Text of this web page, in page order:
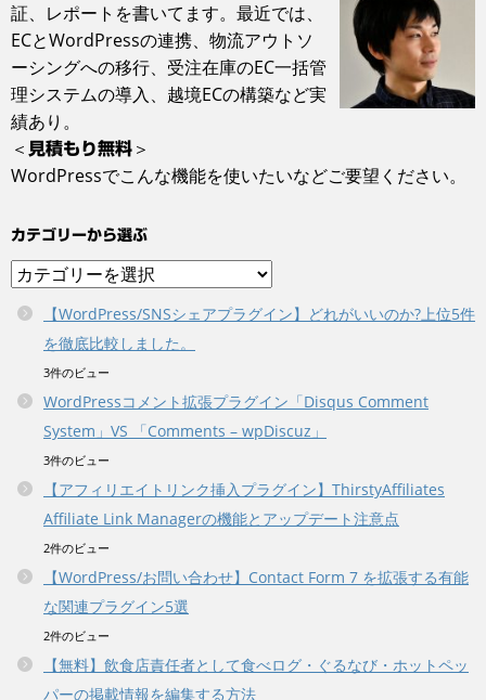
証、レポートを書いてます。最近では、
ECとWordPressの連携、物流アウトソ
ーシングへの移行、受注在庫のEC一括管
理システム‎の導入、越境ECの構築など実
績あり。
＜ 見積もり無料 ＞
WordPressでこんな機能を使いたいなどご要望ください。
カテゴリーから選ぶ
カ
テ
ゴ
か
【WordPress/SNSシェアプラグイン】どれがいいのか?上位5件
を徹底比較しました。
3件のビュー
WordPressコメント拡張プラグイン「Disqus Comment
System」VS 「Comments – wpDiscuz」
3件のビュー
【アフィリエイトリンク挿入プラグイン】ThirstyAffiliates
Affiliate Link Managerの機能とアップデート注意点
2件のビュー
【WordPress/お問い合わせ】Contact Form 7 を拡張する有能
な関連プラグイン5選
2件のビュー
【無料】飲食店責任者として食べログ・ぐるなび・ホットペッ
パーの掲載情報を編集する方法